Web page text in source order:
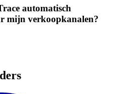
automatisch
mijn verkoopkanalen?